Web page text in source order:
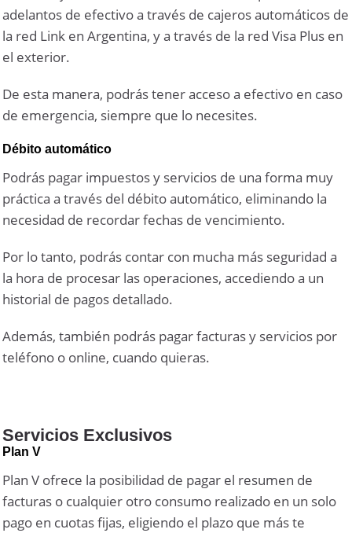
adelantos de efectivo a través de cajeros automáticos de
la red Link en Argentina, y a través de la red Visa Plus en
el exterior.
De esta manera, podrás tener acceso a efectivo en caso
de emergencia, siempre que lo necesites.
Débito automático
Podrás pagar impuestos y servicios de una forma muy
práctica a través del débito automático, eliminando la
necesidad de recordar fechas de vencimiento.
Por lo tanto, podrás contar con mucha más seguridad a
la hora de procesar las operaciones, accediendo a un
historial de pagos detallado.
Además, también podrás pagar facturas y servicios por
teléfono o online, cuando quieras.
Servicios Exclusivos
Plan V
Plan V ofrece la posibilidad de pagar el resumen de
facturas o cualquier otro consumo realizado en un solo
pago en cuotas fijas, eligiendo el plazo que más te